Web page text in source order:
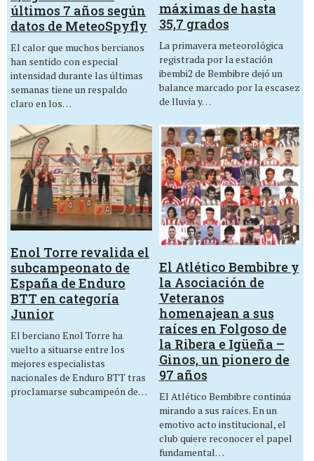
últimos 7 años según
datos de MeteoSpyfly
El calor que muchos bercianos
han sentido con especial
intensidad durante las últimas
semanas tiene un respaldo
claro en los…
máximas de hasta
35,7 grados
La primavera meteorológica
registrada por la estación
ibembi2 de Bembibre dejó un
balance marcado por la escasez
de lluvia y…
Enol Torre revalida el
subcampeonato de
España de Enduro
BTT en categoría
Junior
El berciano Enol Torre ha
vuelto a situarse entre los
mejores especialistas
nacionales de Enduro BTT tras
proclamarse subcampeón de…
El Atlético Bembibre y
la Asociación de
Veteranos
homenajean a sus
raíces en Folgoso de
la Ribera e Igüeña –
Ginos, un pionero de
97 años
El Atlético Bembibre continúa
mirando a sus raíces. En un
emotivo acto institucional, el
club quiere reconocer el papel
fundamental…